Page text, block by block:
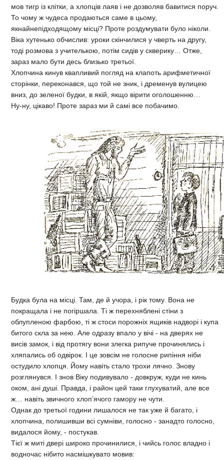
мов тигр із клітки, а хлопців лаяв і не дозволяв бавитися поруч.
То чому ж чудеса продаються саме в цьому,
якнайнепідходящому місці? Проте роздумувати було ніколи.
Віка хутенько обчислив: уроки скінчилися у чверть на другу,
тоді розмова з учителькою, потім сидів у скверику… Отже,
зараз мало бути десь близько третьої.
Хлопчина кинув квапливий погляд на клапоть арифметичної
сторінки, переконався, що той не зник, і дременув вулицею
вниз, до зеленої будки, в якій, якщо вірити оголошенню…
Ну-ну, цікаво! Проте зараз ми й самі все побачимо.
Будка була на місці. Там, де й учора, і рік тому. Вона не
покращала і не погіршала. Ті ж перехняблені стіни з
облупленою фарбою, ті ж стоси порожніх ящиків надворі і купа
битого скла за нею. Але одразу впало у вічі - на дверях не
висів замок, і від протягу вони злегка рипуче прочинялись і
хляпались об одвірок. І це зовсім не голосне рипіння ніби
остудило хлопця. Йому навіть стало трохи лячно. Знову
розглянувся. І знов Віку подивувало - довкруж, куди не кинь
оком, ані душі. Правда, і район цей таки глухуватий, але все
ж… навіть звичного хлоп’ячого гамору не чути.
Однак до третьої години лишалося не так уже й багато, і
хлопчина, полишивши всі сумніви, голосно - занадто голосно,
видалося йому, - постукав.
Тієї ж миті двері широко прочинилися, і чийсь голос владно і
водночас нібито насмішкувато мовив: